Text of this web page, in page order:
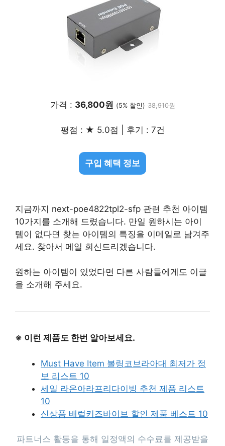
가격 : 36,800원 (5% 할인) 38,910원
평점 : ★ 5.0점 | 후기 : 7건
구입 혜택 정보
지금까지 next-poe4822tpl2-sfp 관련 추천 아이템
10가지를 소개해 드렸습니다. 만일 원하시는 아이
템이 없다면 찾는 아이템의 특징을 이메일로 남겨주
세요. 찾아서 메일 회신드리겠습니다.
원하는 아이템이 있었다면 다른 사람들에게도 이글
을 소개해 주세요.
※ 이런 제품도 한번 알아보세요.
Must Have Item 볼링코브라아대 최저가 정
보 리스트 10
세일 라온아라프리다이빙 추천 제품 리스트
10
신상품 배럴키즈바이브 할인 제품 베스트 10
파트너스 활동을 통해 일정액의 수수료를 제공받을